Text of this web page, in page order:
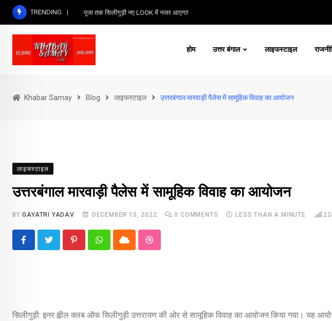
Skip
content
TRENDING पूजा तक सिलीगुड़ी नए LOOK में नजर आएगा!
होम उत्तर बंगाल लाइफस्टाइल
Khabar Samay Blog लाइफस्टाइल उत्तरबंगाल मारवाड़ी पैलेस में सामूहिक विवाह का आयोजन
लाइफस्टाइल
उत्तरबंगाल मारवाड़ी पैलेस में सामूहिक विवाह का आयोजन
BYGAYATRI YADAV DECEMBER 15, 2022 0 COMMENTS LESS THAN A MINUTE
PinterestWhatsappCloud StumbleUpon
सिलीगुड़ी: इनर ह्वील क्लब ऑफ सिलीगुड़ी उत्तरायण की ओर से सामूहिक विवाह का आयोजन किया गया। यह